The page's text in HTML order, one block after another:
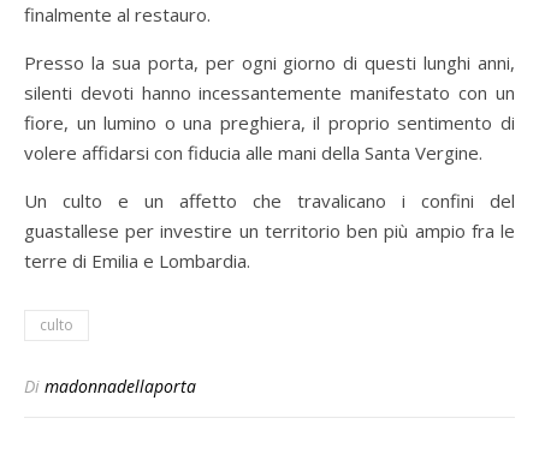
finalmente al restauro.
Presso la sua porta, per ogni giorno di questi lunghi anni,
silenti devoti hanno incessantemente manifestato con un
fiore, un lumino o una preghiera, il proprio sentimento di
volere affidarsi con fiducia alle mani della Santa Vergine.
Un culto e un affetto che travalicano i confini del
guastallese per investire un territorio ben più ampio fra le
terre di Emilia e Lombardia.
culto
Di madonnadellaporta